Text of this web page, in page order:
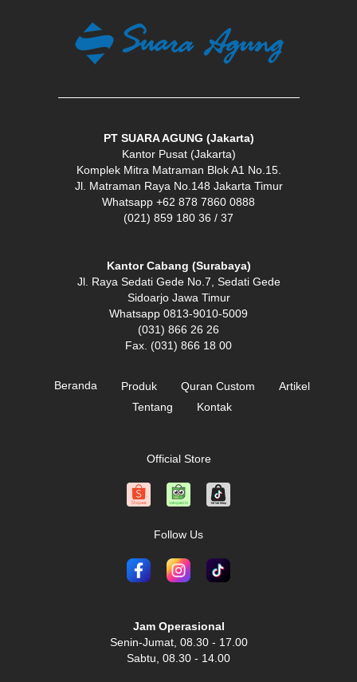
PT SUARA AGUNG (Jakarta)
Kantor Pusat (Jakarta)
Komplek Mitra Matraman Blok A1 No.15.
Jl. Matraman Raya No.148 Jakarta Timur
Whatsapp +62 878 7860 0888
(021) 859 180 36 / 37
Kantor Cabang (Surabaya)
Jl. Raya Sedati Gede No.7, Sedati Gede
Sidoarjo Jawa Timur
Whatsapp 0813-9010-5009
(031) 866 26 26
Fax. (031) 866 18 00
Beranda Produk Quran Custom
Artikel
Tentang
Kontak
Official Store
Follow Us
Jam Operasional
Senin-Jumat, 08.30 - 17.00
Sabtu, 08.30 - 14.00